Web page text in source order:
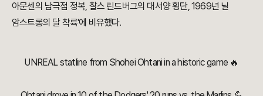
아문센의 남극점 정복, 찰스 린드버그의 대서양 횡단, 1969년 닐
암스트롱의 달 착륙'에 비유했다.
UNREAL statline from Shohei Ohtani in a historic game 🔥